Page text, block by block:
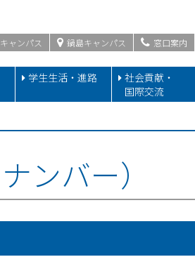
ャンパス 鍋島キャンパス 窓口案内
学生生活・進路
社会貢献・
国際交流
ンバー）